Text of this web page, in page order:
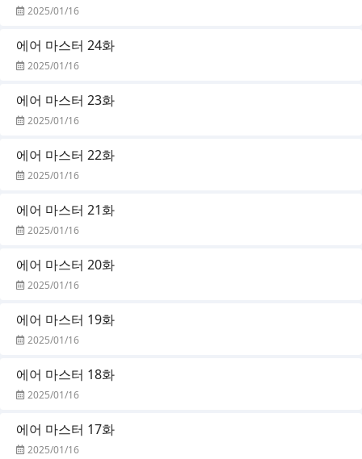
2025/01/16
에어 마스터 24화
2025/01/16
에어 마스터 23화
2025/01/16
에어 마스터 22화
2025/01/16
에어 마스터 21화
2025/01/16
에어 마스터 20화
2025/01/16
에어 마스터 19화
2025/01/16
에어 마스터 18화
2025/01/16
에어 마스터 17화
2025/01/16